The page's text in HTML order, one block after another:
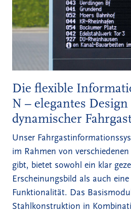
Die flexible
N – elegantes
dynamischer
Unser
im Rahmen von
gibt, bietet sowohl ein klar
Erscheinungsbild als auch
Funktionalität. Das
Stahlkonstruktion in